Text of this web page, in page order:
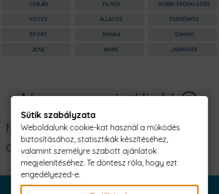
CSALÁD FILMES HOBBI-ÉRDEKLŐDÉS
VICCES ÁLLATOS ESEMÉNYEK
SPORT MUNKA GAMING
ZENE ANIME JÁRMŰVEK
Nagyon sajnáljuk! 😥
Nincs találat erre: "stark birthday
december Férfi Póló"
Sütik szabályzata
Weboldalunk cookie-kat használ a működés
biztosításához, statisztikák készítéséhez,
valamint személyre szabott ajánlatok
megjelenítéséhez. Te döntesz róla, hogy ezt
engedélyezed-e.